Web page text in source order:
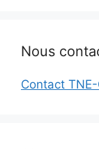
Nous
Contact